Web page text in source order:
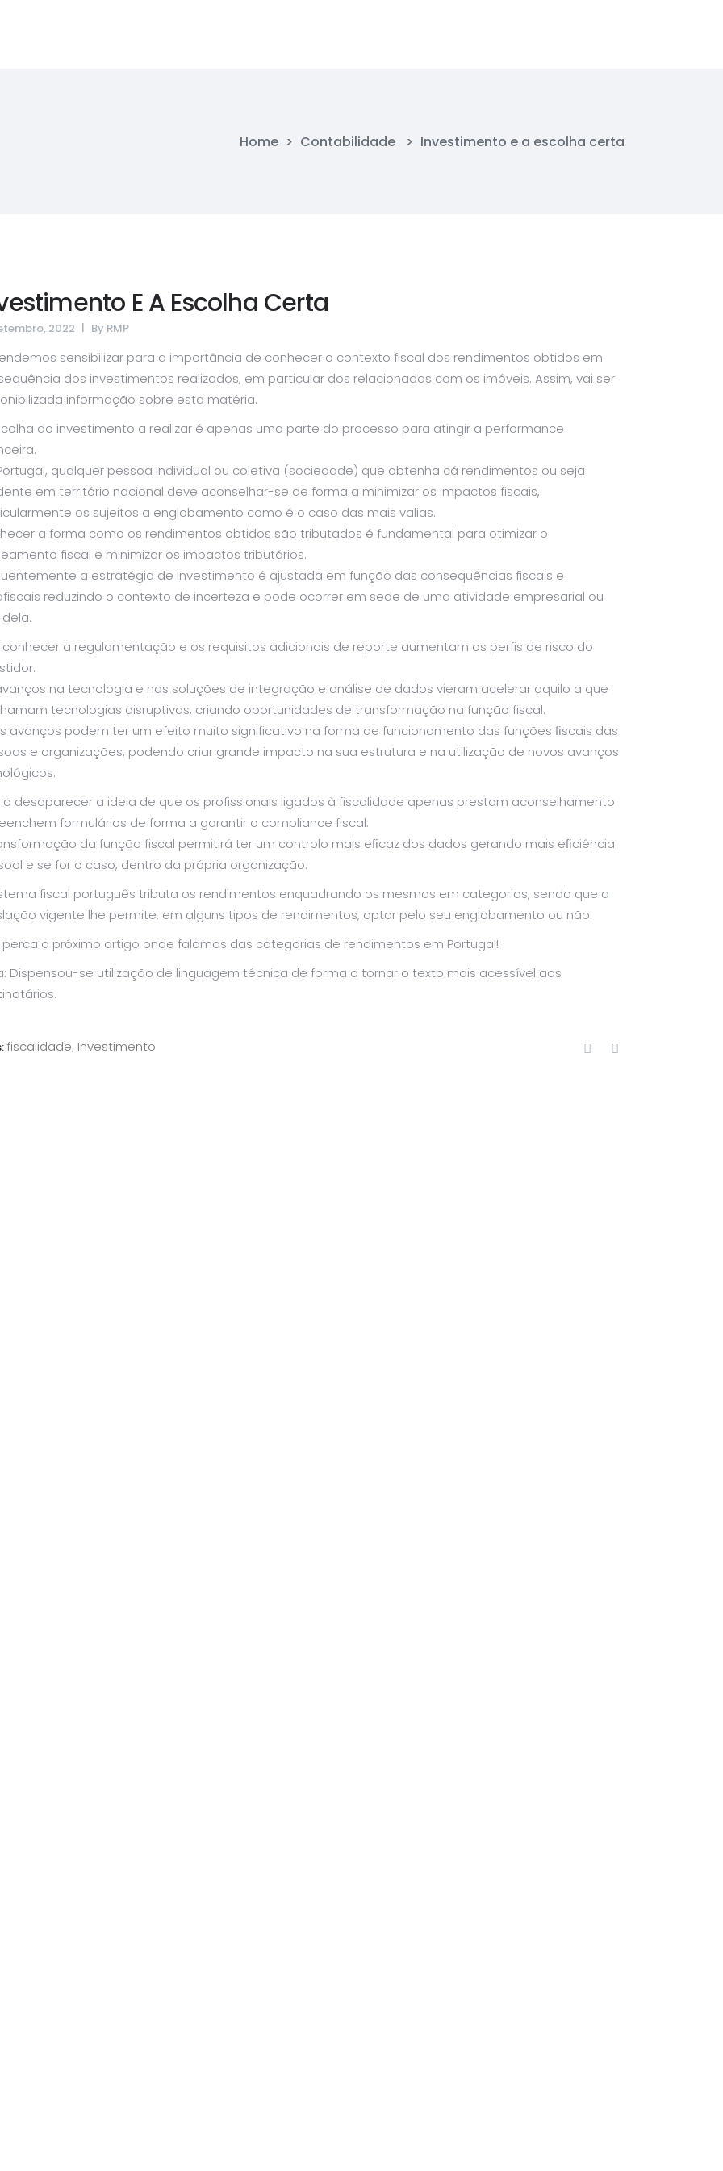
Home > Contabilidade > Investimento e a escolha certa
E A Escolha Certa
2022 By RMP
sensibilizar para a importância de conhecer o contexto fiscal dos rendimentos obtidos em
dos investimentos realizados, em particular dos relacionados com os imóveis. Assim, vai ser
informação sobre esta matéria.
do investimento a realizar é apenas uma parte do processo para atingir a performance
qualquer pessoa individual ou coletiva (sociedade) que obtenha cá rendimentos ou seja
em território nacional deve aconselhar-se de forma a minimizar os impactos fiscais,
os sujeitos a englobamento como é o caso das mais valias.
a forma como os rendimentos obtidos são tributados é fundamental para otimizar o
fiscal e minimizar os impactos tributários.
a estratégia de investimento é ajustada em função das consequências fiscais e
reduzindo o contexto de incerteza e pode ocorrer em sede de uma atividade empresarial ou
conhecer a regulamentação e os requisitos adicionais de reporte aumentam os perfis de risco do
na tecnologia e nas soluções de integração e análise de dados vieram acelerar aquilo a que
tecnologias disruptivas, criando oportunidades de transformação na função fiscal.
avanços podem ter um efeito muito significativo na forma de funcionamento das funções ﬁscais das
e organizações, podendo criar grande impacto na sua estrutura e na utilização de novos avanços
a desaparecer a ideia de que os profissionais ligados à fiscalidade apenas prestam aconselhamento
formulários de forma a garantir o compliance fiscal.
da função fiscal permitirá ter um controlo mais eﬁcaz dos dados gerando mais eﬁciência
e se for o caso, dentro da própria organização.
fiscal português tributa os rendimentos enquadrando os mesmos em categorias, sendo que a
vigente lhe permite, em alguns tipos de rendimentos, optar pelo seu englobamento ou não.
perca o próximo artigo onde falamos das categorias de rendimentos em Portugal!
Dispensou-se utilização de linguagem técnica de forma a tornar o texto mais acessível aos
fiscalidade, Investimento